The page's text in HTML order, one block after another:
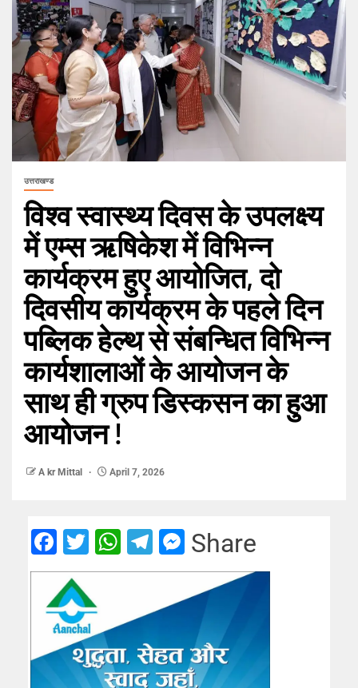
उत्तराखण्ड
विश्व स्वास्थ्य दिवस के उपलक्ष्य
में एम्स ऋषिकेश में विभिन्न
कार्यक्रम हुए आयोजित, दो
दिवसीय कार्यक्रम के पहले दिन
पब्लिक हेल्थ से संबन्धित विभिन्न
कार्यशालाओं के आयोजन के
साथ ही ग्रुप डिस्कसन का हुआ
आयोजन !
A kr Mittal April 7, 2026
Facebook
Twitter
WhatsApp
Telegram
Messenger
Share